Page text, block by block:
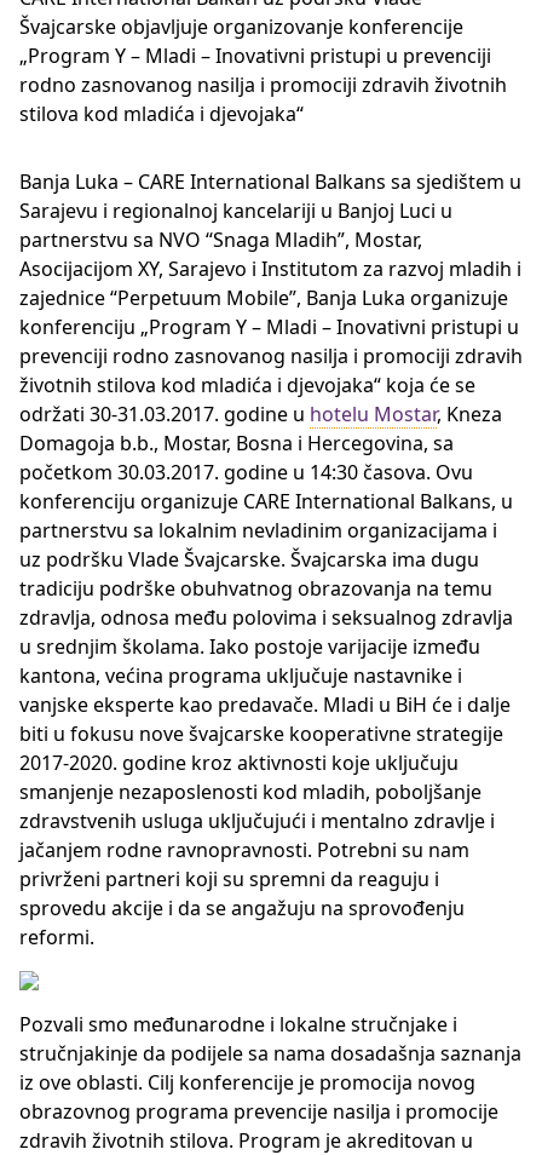
Švajcarske objavljuje organizovanje konferencije
„Program Y – Mladi – Inovativni pristupi u prevenciji
rodno zasnovanog nasilja i promociji zdravih životnih
stilova kod mladića i djevojaka“
Banja Luka – CARE International Balkans sa sjedištem u
Sarajevu i regionalnoj kancelariji u Banjoj Luci u
partnerstvu sa NVO “Snaga Mladih”, Mostar,
Asocijacijom XY, Sarajevo i Institutom za razvoj mladih i
zajednice “Perpetuum Mobile”, Banja Luka organizuje
konferenciju „Program Y – Mladi – Inovativni pristupi u
prevenciji rodno zasnovanog nasilja i promociji zdravih
životnih stilova kod mladića i djevojaka“ koja će se
održati 30-31.03.2017. godine u hotelu Mostar, Kneza
Domagoja b.b., Mostar, Bosna i Hercegovina, sa
početkom 30.03.2017. godine u 14:30 časova. Ovu
konferenciju organizuje CARE International Balkans, u
partnerstvu sa lokalnim nevladinim organizacijama i
uz podršku Vlade Švajcarske. Švajcarska ima dugu
tradiciju podrške obuhvatnog obrazovanja na temu
zdravlja, odnosa među polovima i seksualnog zdravlja
u srednjim školama. Iako postoje varijacije između
kantona, većina programa uključuje nastavnike i
vanjske eksperte kao predavače. Mladi u BiH će i dalje
biti u fokusu nove švajcarske kooperativne strategije
2017-2020. godine kroz aktivnosti koje uključuju
smanjenje nezaposlenosti kod mladih, poboljšanje
zdravstvenih usluga uključujući i mentalno zdravlje i
jačanjem rodne ravnopravnosti. Potrebni su nam
privrženi partneri koji su spremni da reaguju i
sprovedu akcije i da se angažuju na sprovođenju
reformi.
Pozvali smo međunarodne i lokalne stručnjake i
stručnjakinje da podijele sa nama dosadašnja saznanja
iz ove oblasti. Cilj konferencije je promocija novog
obrazovnog programa prevencije nasilja i promocije
zdravih životnih stilova. Program je akreditovan u